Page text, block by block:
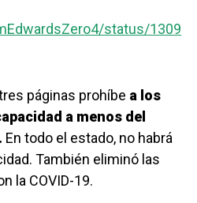
status/1309
páginas prohíbe a los
a menos del
En todo el estado, no habrá
También eliminó las
la COVID-19.